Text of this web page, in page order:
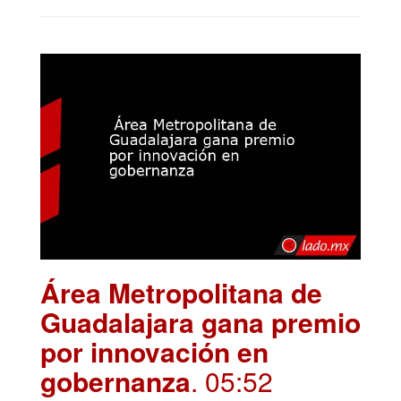
Área Metropolitana de
Guadalajara gana premio
por innovación en
gobernanza. 05:52